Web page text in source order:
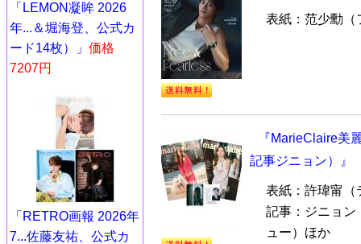
「LEMON凝眸 2026
年...＆堀海登、公式カ
ード14枚）」 価格
7207円
「RETRO画報 2026年
7...佐藤友祐、公式カ
表紙：范少勳（
『MarieClaire美
記事ジニョン）』
表紙：許瑋甯（
記事：ジニョン
ュー）ほか